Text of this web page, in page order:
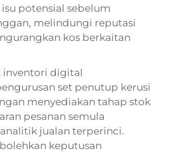
potensial sebelum
melindungi reputasi
kos berkaitan
inventori digital
set penutup kerusi
menyediakan tahap stok
pesanan semula
jualan terperinci.
keputusan